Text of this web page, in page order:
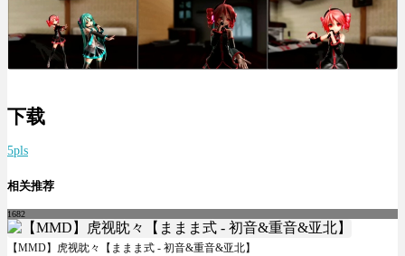
下载
5pls
相关推荐
1682
【MMD】虎视眈々【ままま式 - 初音&重音&亚北】